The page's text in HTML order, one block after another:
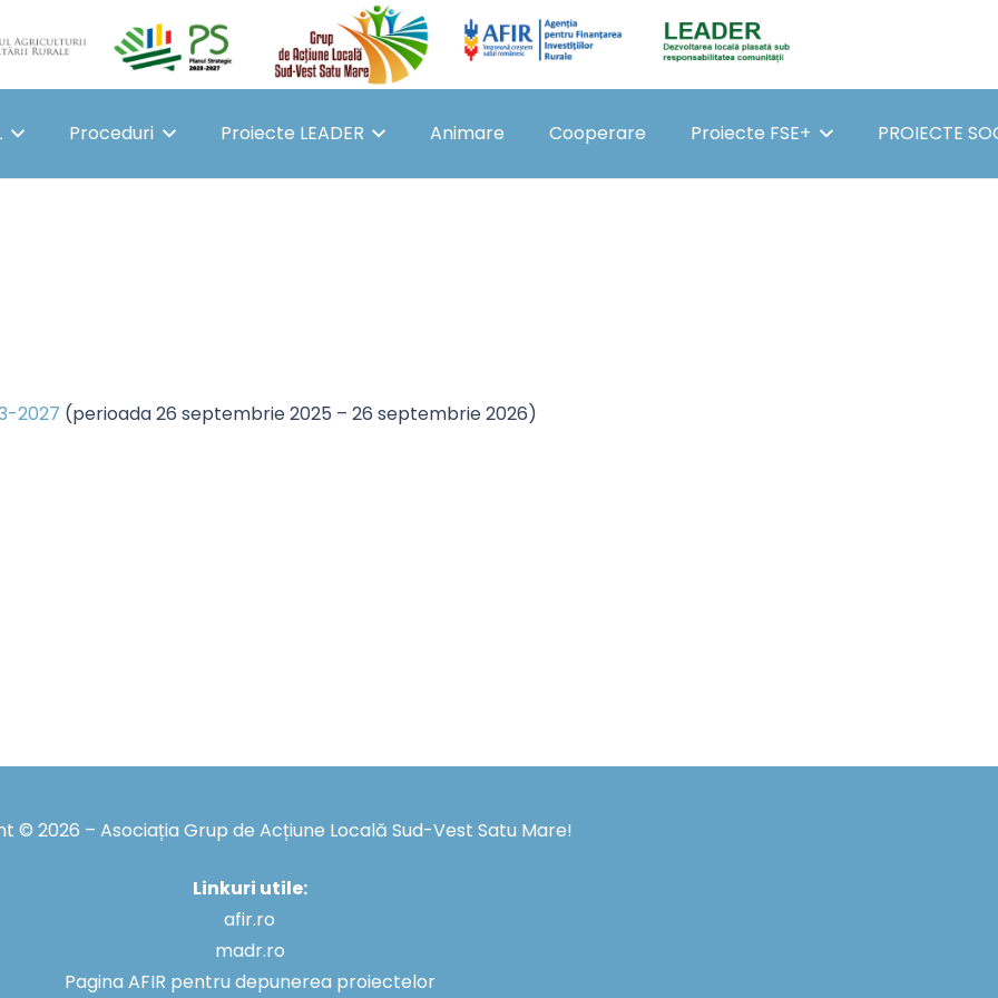
Proceduri Proiecte LEADER Animare Cooperare Proiecte FSE+ PROIECTE
2027 (perioada 26 septembrie 2025 – 26 septembrie 2026)
© 2026 – Asociația Grup de Acțiune Locală Sud-Vest Satu Mare!
Linkuri utile:
afir.ro
madr.ro
Pagina AFIR pentru depunerea proiectelor